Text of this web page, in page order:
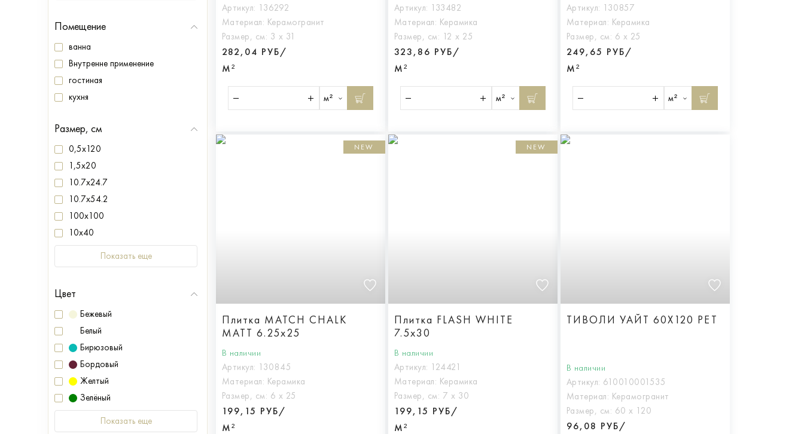
Помещение
ванна
Внутренне применение
гостиная
кухня
Размер, см
0,5x120
1,5x20
10.7x24.7
10.7x54.2
100x100
10x40
Показать еще
Цвет
Бежевый
Белый
Бирюзовый
Бордовый
Желтый
Зелёный
Показать еще
Артикул: 136292
Материал: Керамогранит
Размер, см: 3 х 31
282,04 РУБ/
М²
м²
Артикул: 133482
Материал: Керамика
Размер, см: 12 х 25
323,86 РУБ/
М²
м²
Артикул: 130857
Материал: Керамика
Размер, см: 6 х 25
249,65 РУБ/
М²
м²
NEW
Плитка MATCH CHALK
MATT 6.25x25
В наличии
Артикул: 130845
Материал: Керамика
Размер, см: 6 х 25
199,15 РУБ/
М²
NEW
Плитка FLASH WHITE
7.5x30
В наличии
Артикул: 124421
Материал: Керамика
Размер, см: 7 х 30
199,15 РУБ/
М²
ТИВОЛИ УАЙТ 60X120 РЕТ
В наличии
Артикул: 610010001535
Материал: Керамогранит
Размер, см: 60 х 120
96,08 РУБ/